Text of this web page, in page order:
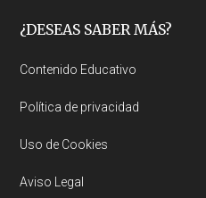
Footer
¿DESEAS SABER MÁS?
Contenido Educativo
Política de privacidad
Uso de Cookies
Aviso Legal